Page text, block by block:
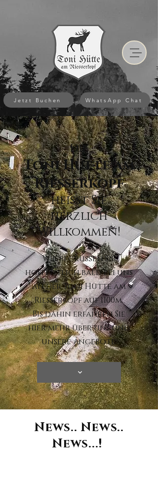
WhatsApp Chat
Jetzt Buchen
Die
Toni Hütte am
Riesserkopf
heißt Sie
herzlich
Willkommen!
Wir begrüßen Sie
hoffentlich bald bei uns
an der Toni Hütte am
Riesserkopf auf 1100m.
Bis dahin erfahren Sie
hier mehr über uns und
unsere Angebote.
News.. News..
News...!